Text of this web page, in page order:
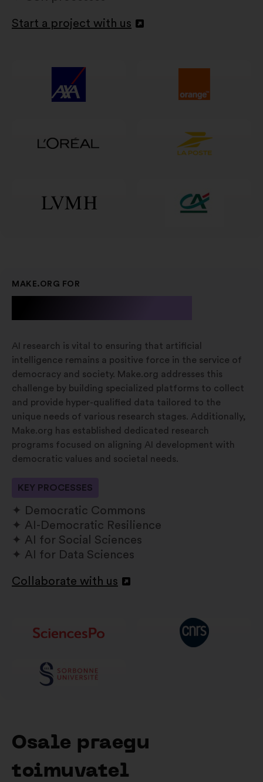
Start a project with us
Avamine
MAKE.ORG FOR
AI research is vital to ensuring that artificial
intelligence remains a positive force in the service of
democracy and society. Make.org addresses this
challenge by building specialized platforms to collect
and provide hyper-qualified data tailored to the
unique needs of various research stages. Additionally,
Make.org has established dedicated research
programs focused on aligning AI development with
democratic values and societal needs.
KEY PROCESSES
Democratic Commons
AI-Democratic Resilience
AI for Social Sciences
AI for Data Sciences
Collaborate with us
Avamine
Osale praegu
toimuvatel